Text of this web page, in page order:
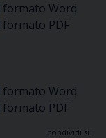
formato Word
formato PDF
formato Word
formato PDF
condividi su